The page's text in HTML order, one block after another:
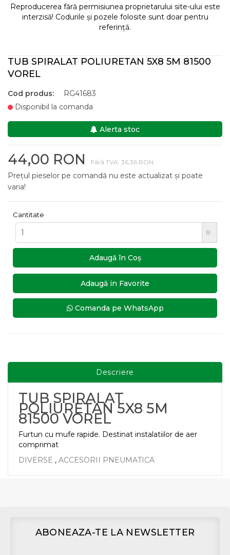
Reproducerea fără permisiunea proprietarului site-ului este
interzisă! Codurile și pozele folosite sunt doar pentru
referință.
TUB SPIRALAT POLIURETAN 5X8 5M 81500
VOREL
Cod produs:
RG41683
Disponibil la comanda
Alerta stoc
44,00 RON Fără TVA: 36,36 RON
Prețul pieselor pe comandă nu este actualizat și poate
varia!
Cantitate
B
Adaugă în Coş
Adaugă in Favorite
Comanda pe WhatsApp
Descriere
TUB SPIRALAT
POLIURETAN 5X8 5M
81500 VOREL
Furtun cu mufe rapide. Destinat instalatiilor de aer
comprimat
DIVERSE , ACCESORII PNEUMATICA
ABONEAZA-TE LA NEWSLETTER